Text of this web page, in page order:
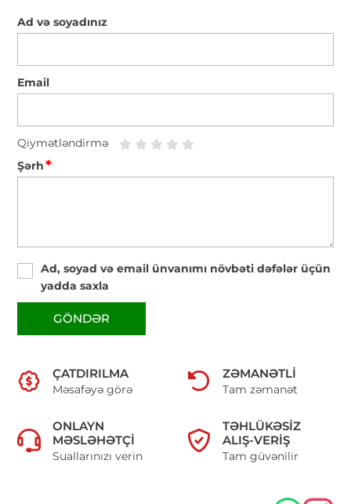
Ad və soyadınız
Email
Qiymətləndirmə
Şərh*
Ad, soyad və email ünvanımı növbəti dəfələr üçün
yadda saxla
GÖNDƏR
ÇATDIRILMA
Məsafəyə görə
ZƏMANƏTLI
Tam zəmanət
ONLAYN
MƏSLƏHƏTÇI
Suallarınızı verin
TƏHLÜKƏSIZ
ALIŞ-VERIŞ
Tam güvənilir